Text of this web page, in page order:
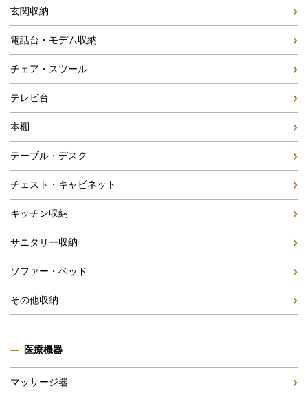
玄関収納
電話台・モデム収納
チェア・スツール
テレビ台
本棚
テーブル・デスク
チェスト・キャビネット
キッチン収納
サニタリー収納
ソファー・ベッド
その他収納
医療機器
マッサージ器